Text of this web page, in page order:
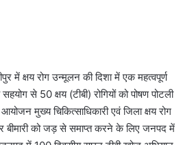
में क्षय रोग उन्मूलन की दिशा में एक महत्वपूर्ण
से 50 क्षय (टीबी) रोगियों को पोषण पोटली
मुख्य चिकित्साधिकारी एवं जिला क्षय रोग
बीमारी को जड़ से समाप्त करने के लिए जनपद में